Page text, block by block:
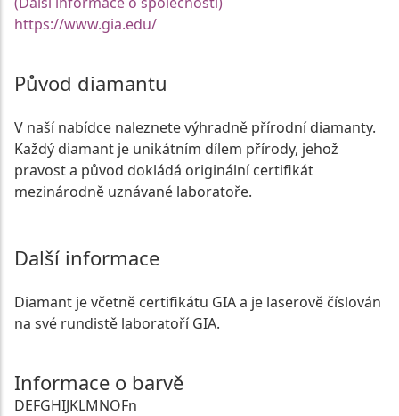
https://www.gia.edu/
Původ diamantu
V naší nabídce naleznete výhradně přírodní diamanty.
Každý diamant je unikátním dílem přírody, jehož
pravost a původ dokládá originální certifikát
mezinárodně uznávané laboratoře.
Další informace
Diamant je včetně certifikátu GIA a je laserově číslován
na své rundistě laboratoří GIA.
Informace o barvě
DEFGHIJKLMNOFn